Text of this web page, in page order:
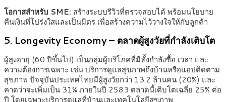
โอกาสสำหรับ SME: สร้างระบบรีวิวที่ตรวจสอบได้ พร้อมนโยบาย
คืนเงินที่โปร่งใสและเป็นมิตร เพื่อสร้างความไว้วางใจให้กับลูกค้า
5. Longevity Economy – ตลาดผู้สูงวัยที่กำลังเติบโต
ผู้สูงอายุ (60 ปีขึ้นไป) เป็นกลุ่มผู้บริโภคที่มีทั้งกำลังซื้อ เวลา และ
ความต้องการเฉพาะ เช่น บริการดูแลสุขภาพถึงบ้านหรือแอปติดตาม
สุขภาพ ปัจจุบันประเทศไทยมีผู้สูงวัยกว่า 13.2 ล้านคน (20%) และ
คาดว่าจะเพิ่มเป็น 31% ภายในปี 2583 ตลาดนี้เติบโตเฉลี่ย 25% ต่อ
ปี โดยเฉพาะบริการดูแลที่บ้านและเทคโนโลยีสุขภาพ